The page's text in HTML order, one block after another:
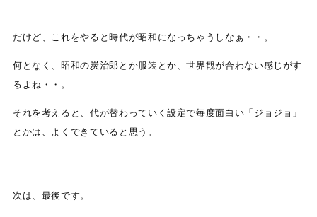
だけど、これをやると時代が昭和になっちゃうしなぁ・・。
何となく、昭和の炭治郎とか服装とか、世界観が合わない感じがす
るよね・・。
それを考えると、代が替わっていく設定で毎度面白い「ジョジョ」
とかは、よくできていると思う。
次は、最後です。